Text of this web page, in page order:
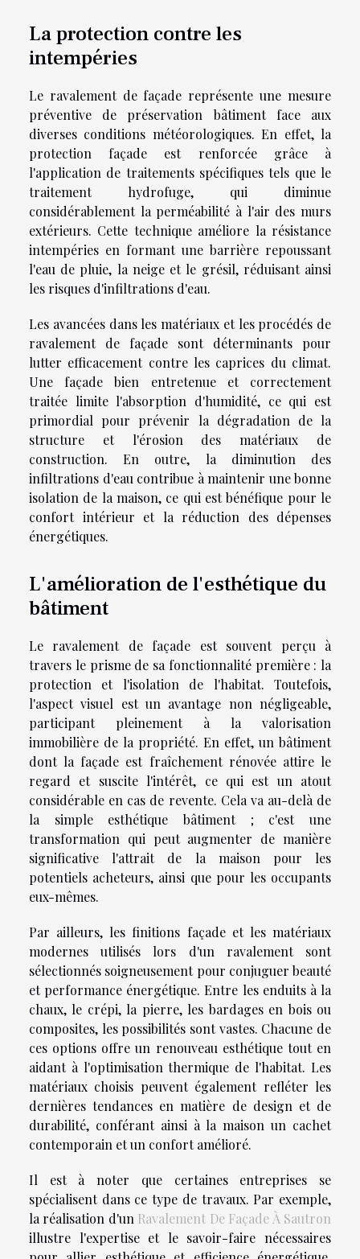
La protection contre les
intempéries
Le ravalement de façade représente une mesure
préventive de préservation bâtiment face aux
diverses conditions météorologiques. En effet, la
protection façade est renforcée grâce à
l'application de traitements spécifiques tels que le
traitement hydrofuge, qui diminue
considérablement la perméabilité à l'air des murs
extérieurs. Cette technique améliore la résistance
intempéries en formant une barrière repoussant
l'eau de pluie, la neige et le grésil, réduisant ainsi
les risques d'infiltrations d'eau.
Les avancées dans les matériaux et les procédés de
ravalement de façade sont déterminants pour
lutter efficacement contre les caprices du climat.
Une façade bien entretenue et correctement
traitée limite l'absorption d'humidité, ce qui est
primordial pour prévenir la dégradation de la
structure et l'érosion des matériaux de
construction. En outre, la diminution des
infiltrations d'eau contribue à maintenir une bonne
isolation de la maison, ce qui est bénéfique pour le
confort intérieur et la réduction des dépenses
énergétiques.
L'amélioration de l'esthétique du
bâtiment
Le ravalement de façade est souvent perçu à
travers le prisme de sa fonctionnalité première : la
protection et l'isolation de l'habitat. Toutefois,
l'aspect visuel est un avantage non négligeable,
participant pleinement à la valorisation
immobilière de la propriété. En effet, un bâtiment
dont la façade est fraîchement rénovée attire le
regard et suscite l'intérêt, ce qui est un atout
considérable en cas de revente. Cela va au-delà de
la simple esthétique bâtiment ; c'est une
transformation qui peut augmenter de manière
significative l'attrait de la maison pour les
potentiels acheteurs, ainsi que pour les occupants
eux-mêmes.
Par ailleurs, les finitions façade et les matériaux
modernes utilisés lors d'un ravalement sont
sélectionnés soigneusement pour conjuguer beauté
et performance énergétique. Entre les enduits à la
chaux, le crépi, la pierre, les bardages en bois ou
composites, les possibilités sont vastes. Chacune de
ces options offre un renouveau esthétique tout en
aidant à l'optimisation thermique de l'habitat. Les
matériaux choisis peuvent également refléter les
dernières tendances en matière de design et de
durabilité, conférant ainsi à la maison un cachet
contemporain et un confort amélioré.
Il est à noter que certaines entreprises se
spécialisent dans ce type de travaux. Par exemple,
la réalisation d'un Ravalement De Façade À Sautron
illustre l'expertise et le savoir-faire nécessaires